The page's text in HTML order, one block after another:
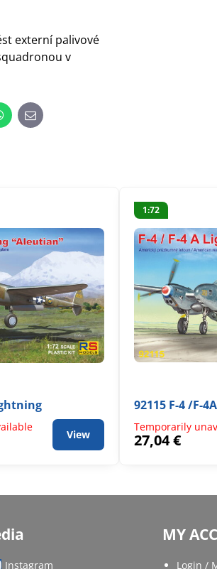
externí palivové
v
E-
mail
View
1:72
92115 F-4 /F-
Temporarily
27,04 €
Instagram
MY
Login /